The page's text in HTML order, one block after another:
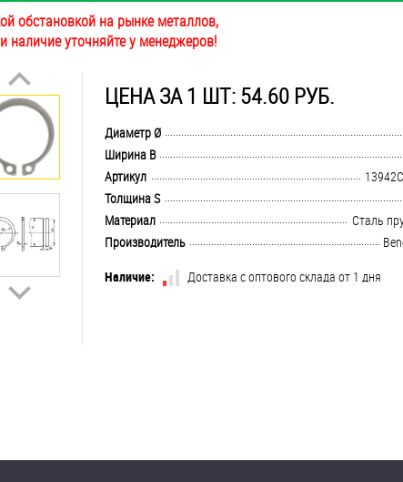
обстановкой на рынке металлов,
наличие уточняйте у менеджеров!
ЦЕНА ЗА 1 ШТ: 54.60 РУБ.
Диаметр Ø
Ширина B
Артикул
Толщина S
Материал
Стaль
Производитель
Наличие:
Доставка с оптового склада от 1 дня